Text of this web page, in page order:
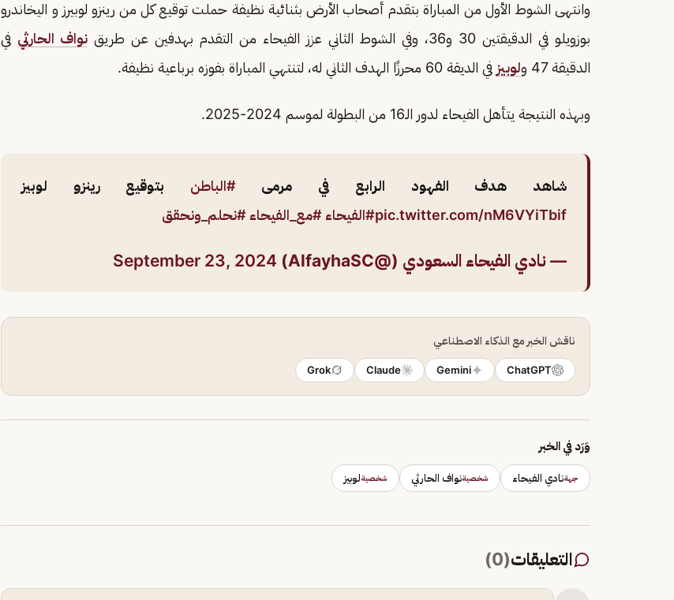
وانتهى الشوط الأول من المباراة بتقدم أصحاب الأرض بثنائية نظيفة حملت توقيع كل من رينزو لوبيرز و اليخاندرو
بوزويلو في الدقيقتين 30 و36، وفي الشوط الثاني عزز الفيحاء من التقدم بهدفين عن طريق
نواف الحارثي في
الدقيقة 47 و
لوبيز في الديقة 60 محرزًا الهدف الثاني له، لتنتهي المباراة بفوزه برباعية نظيفة.
وبهذه النتيجة يتأهل الفيحاء لدور الـ16 من البطولة لموسم 2024-2025.
شاهد هدف الفهود الرابع في مرمى#الباطن بتوقيع رينزو لوبيز
pic.twitter.com/nM6VYiTbif#الفيحاء #مع_الفيحاء #نحلم_ونحقق
— نادي الفيحاء السعودي (@AlfayhaSC) September 23, 2024
ناقش الخبر مع الذكاء الاصطناعي
ChatGPT
Gemini
Claude
Grok
وَرَد في الخبر
جهةنادي الفيحاء شخصيةنواف الحارثي شخصيةلوبيز
التعليقات(
0
)